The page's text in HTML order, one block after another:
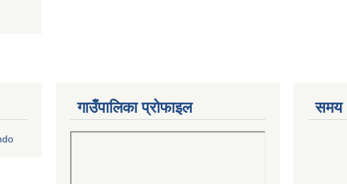
गाउँपालिका प्रोफाइल समय